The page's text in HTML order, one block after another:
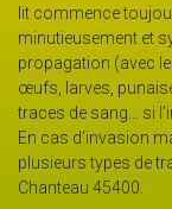
en
tous les sites de
de vie d’une
les signes :
l’opération va être
préconise
cette entreprise à